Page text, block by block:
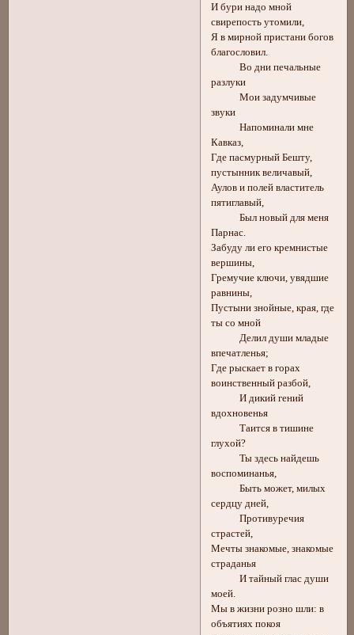
И бури надо мной
свирепость утомили,
Я в мирной пристани богов
благословил.
Во дни печальные
разлуки
Мои задумчивые
звуки
Напоминали мне
Кавказ,
Где пасмурный Бешту,
пустынник величавый,
Аулов и полей властитель
пятиглавый,
Был новый для меня
Парнас.
Забуду ли его кремнистые
вершины,
Гремучие ключи, увядшие
равнины,
Пустыни знойные, края, где
ты со мной
Делил души младые
впечатленья;
Где рыскает в горах
воинственный разбой,
И дикий гений
вдохновенья
Таится в тишине
глухой?
Ты здесь найдешь
воспоминанья,
Быть может, милых
сердцу дней,
Противуречия
страстей,
Мечты знакомые, знакомые
страданья
И тайный глас души
моей.
Мы в жизни розно шли: в
объятиях покоя